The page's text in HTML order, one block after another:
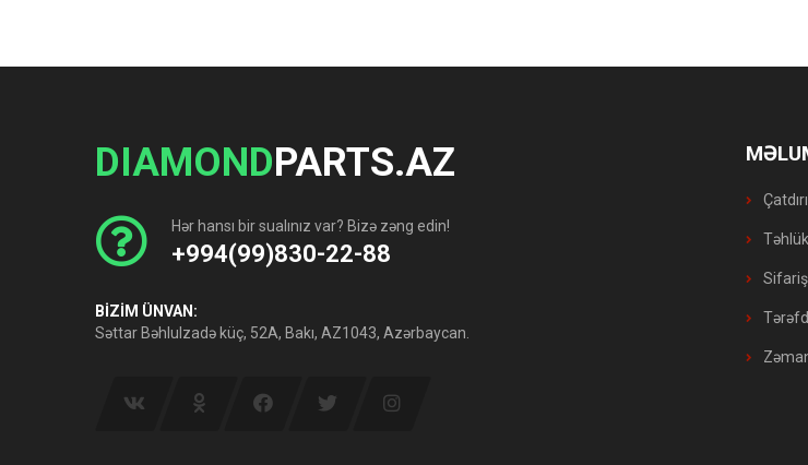
DIAMONDPARTS.AZ
Hər hansı bir sualınız var? Bizə zəng edin!
+994(99)830-22-88
BİZİM ÜNVAN:
Səttar Bəhlulzadə küç, 52A, Bakı, AZ1043, Azərbaycan.